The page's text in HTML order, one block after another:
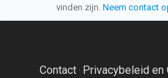
vinden zijn. Neem contact
Contact· Privacybeleid en